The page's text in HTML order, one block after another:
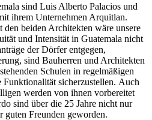
sind Luis Alberto Palacios und
ihrem Unternehmen Arquitlan.
den beiden Architekten wäre unsere
und Intensität in Guatemala nicht
der Dörfer entgegen,
sind Bauherren und Architekten
Schulen in regelmäßigen
Funktionalität sicherzustellen. Auch
werden von ihnen vorbereitet
sind über die 25 Jahre nicht nur
guten Freunden geworden.